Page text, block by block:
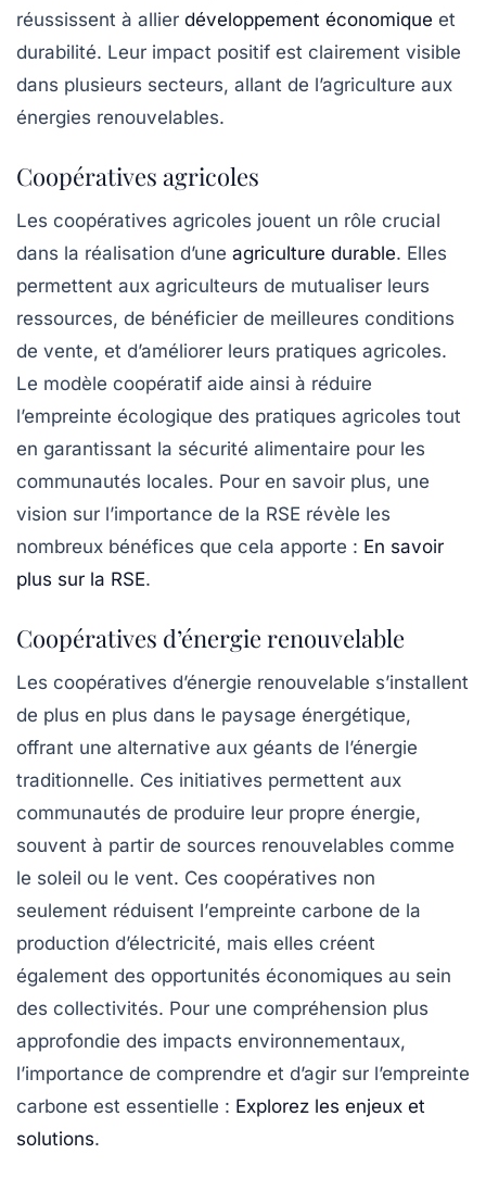
réussissent à allier développement économique et
durabilité. Leur impact positif est clairement visible
dans plusieurs secteurs, allant de l’agriculture aux
énergies renouvelables.
Coopératives agricoles
Les coopératives agricoles jouent un rôle crucial
dans la réalisation d’une agriculture durable. Elles
permettent aux agriculteurs de mutualiser leurs
ressources, de bénéficier de meilleures conditions
de vente, et d’améliorer leurs pratiques agricoles.
Le modèle coopératif aide ainsi à réduire
l’empreinte écologique des pratiques agricoles tout
en garantissant la sécurité alimentaire pour les
communautés locales. Pour en savoir plus, une
vision sur l’importance de la RSE révèle les
nombreux bénéfices que cela apporte : En savoir
plus sur la RSE.
Coopératives d’énergie renouvelable
Les coopératives d’énergie renouvelable s’installent
de plus en plus dans le paysage énergétique,
offrant une alternative aux géants de l’énergie
traditionnelle. Ces initiatives permettent aux
communautés de produire leur propre énergie,
souvent à partir de sources renouvelables comme
le soleil ou le vent. Ces coopératives non
seulement réduisent l’empreinte carbone de la
production d’électricité, mais elles créent
également des opportunités économiques au sein
des collectivités. Pour une compréhension plus
approfondie des impacts environnementaux,
l’importance de comprendre et d’agir sur l’empreinte
carbone est essentielle : Explorez les enjeux et
solutions.